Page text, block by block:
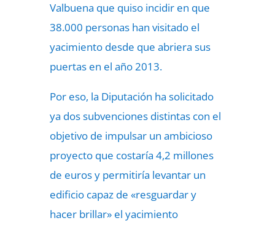
Valbuena que quiso incidir en que
38.000 personas han visitado el
yacimiento desde que abriera sus
puertas en el año 2013.
Por eso, la Diputación ha solicitado
ya dos subvenciones distintas con el
objetivo de impulsar un ambicioso
proyecto que costaría 4,2 millones
de euros y permitiría levantar un
edificio capaz de «resguardar y
hacer brillar» el yacimiento